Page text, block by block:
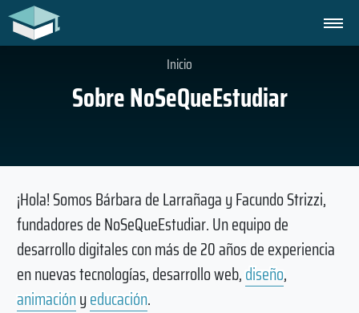
Sobre NoSeQueEstudiar
Inicio
¡Hola! Somos Bárbara de Larrañaga y Facundo Strizzi,
fundadores de NoSeQueEstudiar. Un equipo de
desarrollo digitales con más de 20 años de experiencia
en nuevas tecnologías, desarrollo web,diseño,
animaciónyeducación.